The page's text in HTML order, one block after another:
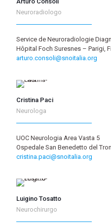
Neuroradiologo
Service de Neuroradiologie
Hôpital Foch Suresnes – Parigi,
arturo.consoli@snoitalia.org
Cristina Paci
Neurologa
UOC Neurologia Area Vasta 5
Ospedale San Benedetto del
cristina.paci@snoitalia.org
Luigino Tosatto
Neurochirurgo